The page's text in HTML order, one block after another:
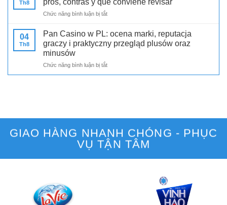
a
Player
Lens
of
wager-
bonuses
and
what
players
should
Th8 pros, contras y qué conviene revisar
Chức năng bình luận bị tắtở
Bet
y
del
sitio
y
conviene
revisar
04
Th8
Pan Casino w PL: ocena marki, reputacja
graczy i praktyczny przegląd plusów oraz
minusów
Chức năng bình luận bị tắtở
Pan
graczy
i
praktyczny
przegląd
GIAO HÀNG NHANH CHÓNG - PHỤC
VỤ TẬN TÂM